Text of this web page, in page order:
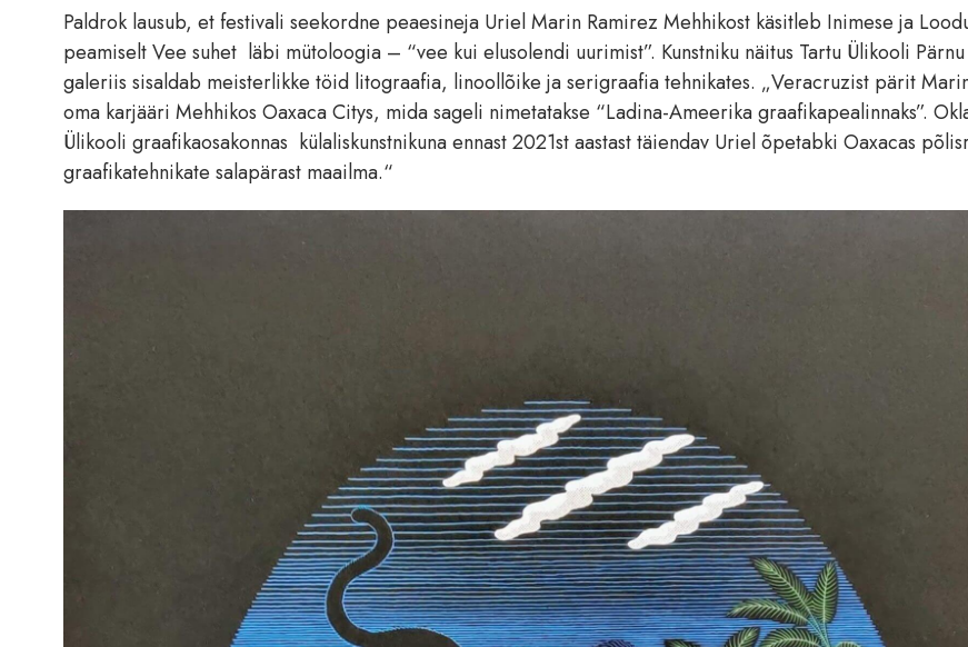
Paldrok lausub, et festivali seekordne peaesineja Uriel Marin Ramirez Mehhikost käsitleb Inimese ja
peamiselt Vee suhet läbi mütoloogia – “vee kui elusolendi uurimist”. Kunstniku näitus Tartu Ülikooli
galeriis sisaldab meisterlikke töid litograafia, linoollõike ja serigraafia tehnikates. „Veracruzist pärit
oma karjääri Mehhikos Oaxaca Citys, mida sageli nimetatakse “Ladina-Ameerika graafikapealinnaks”.
Ülikooli graafikaosakonnas külaliskunstnikuna ennast 2021st aastast täiendav Uriel õpetabki Oaxacas
graafikatehnikate salapärast maailma.“